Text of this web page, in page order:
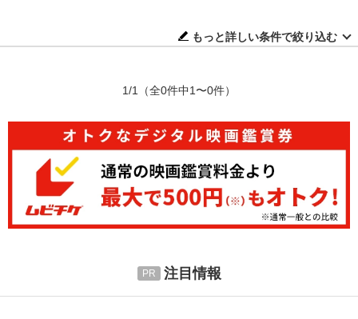
もっと詳しい条件で絞り込む
1/1 （全0件中1〜0件）
注目情報